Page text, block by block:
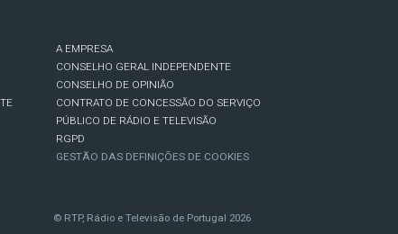
A EMPRESA
CONSELHO GERAL INDEPENDENTE
CONSELHO DE OPINIÃO
CONTRATO DE CONCESSÃO DO SERVIÇO
PÚBLICO DE RÁDIO E TELEVISÃO
RGPD
GESTÃO DAS DEFINIÇÕES DE COOKIES
© RTP, Rádio e Televisão de Portugal 2026